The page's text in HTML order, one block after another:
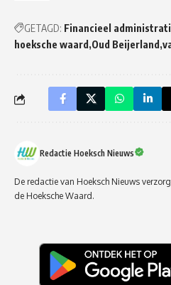
GETAGD: Financieel
hoeksche waard Oud Beijerland
Redactie Hoeksch Nieuws
De redactie van Hoeksch Nieuws
de Hoeksche Waard.